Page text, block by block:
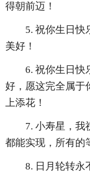
得朝前迈！
5. 祝你生日快
美好！
6. 祝你生日快
好，愿这完全属于
上添花！
7. 小寿星，我
都能实现，所有的
8. 日月轮转永